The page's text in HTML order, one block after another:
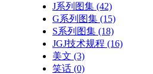
J系列图集 (42)
G系列图集 (15)
S系列图集 (18)
JGJ技术规程 (16)
美文 (3)
笑话 (0)